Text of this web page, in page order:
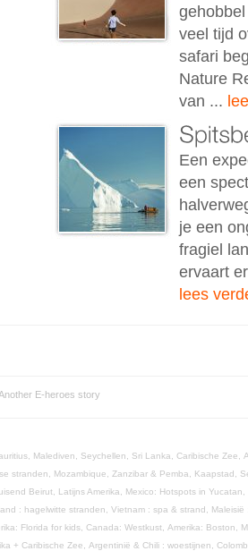
veel tijd
safari
Nature
van ...
Een
een
je een
fragiel
ervaart
lees
E-heroes story
Malediven, Seychellen, Sri Lanka, Caribische Zee,
stranden, Mozambique, Zanzibar & Pemba, Kaapstad,
Beirut, Latijns Amerika, Mexico: Hotspots in Yucatan,
: hagelwitte stranden, Vietnam : spa & strand,
Florida for kids, Canada: Westkust, Amerika: Boston,
+ Caribische Zee, Argentinië & Chili : woestijnen,